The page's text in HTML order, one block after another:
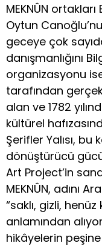
MEKNÛN
Oytun
geceye çok
danışmanlığını
organizasyonu
tarafından
alan ve 1782
kültürel
Şerifler Yalısı,
dönüştürücü
Art Project’in
MEKNÛN, adını
“saklı, gizli,
anlamından
hikâyelerin